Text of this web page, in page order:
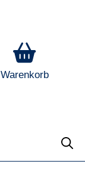
Warenkorb